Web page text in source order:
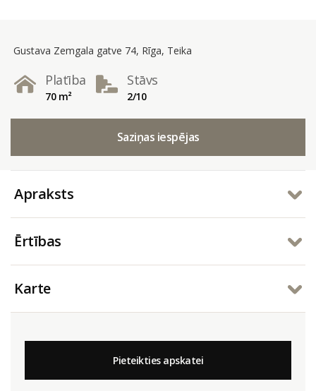
Gustava Zemgala gatve 74, Rīga, Teika
Platība
70 m²
Stāvs
2/10
Saziņas iespējas
Apraksts
Ērtības
Karte
Pieteikties apskatei